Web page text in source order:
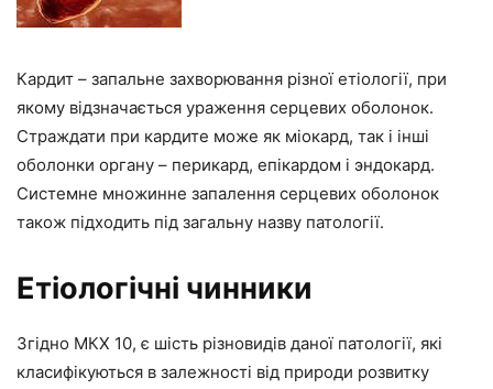
Кардит – запальне захворювання різної етіології, при
якому відзначається ураження серцевих оболонок.
Страждати при кардите може як міокард, так і інші
оболонки органу – перикард, епікардом і эндокард.
Системне множинне запалення серцевих оболонок
також підходить під загальну назву патології.
Етіологічні чинники
Згідно МКХ 10, є шість різновидів даної патології, які
класифікуються в залежності від природи розвитку